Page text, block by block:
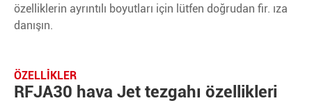
özelliklerin ayrıntılı boyutları için lütfen doğrudan fir. ıza
danışın.
ÖZELLIKLER
RFJA30 hava Jet tezgahı özellikleri